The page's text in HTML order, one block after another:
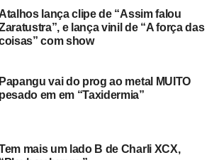
porLives outgrown, disco sublime
Atalhos lança clipe de “Assim falou
e lança vinil de “A força das
com show
Papangu vai do prog ao metal MUITO
pesado em em “Taxidermia”
mais um lado B de Charli XCX,